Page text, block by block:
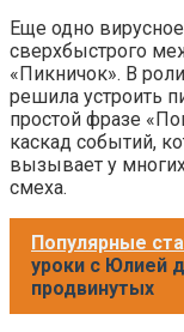
Еще одно
сверхбыстрого
«Пикничок». В
решила устроить
простой фразе
каскад событий,
вызывает у
смеха.
Популярные
уроки с Юлией
продвинутых